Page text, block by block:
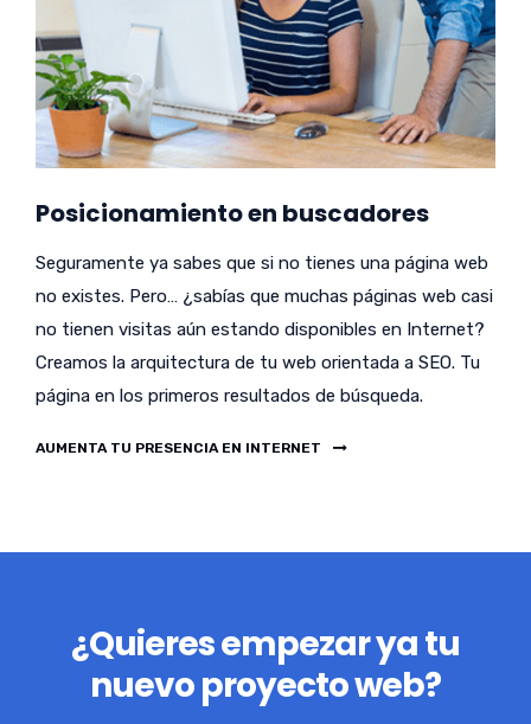
Posicionamiento en buscadores
Seguramente ya sabes que si no tienes una página web
no existes. Pero… ¿sabías que muchas páginas web casi
no tienen visitas aún estando disponibles en Internet?
Creamos la arquitectura de tu web orientada a SEO. Tu
página en los primeros resultados de búsqueda.
AUMENTA TU PRESENCIA EN INTERNET
¿Quieres empezar ya tu
nuevo proyecto web?